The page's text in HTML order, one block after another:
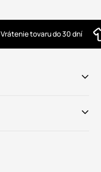
Vrátenie tovaru do 30 dní